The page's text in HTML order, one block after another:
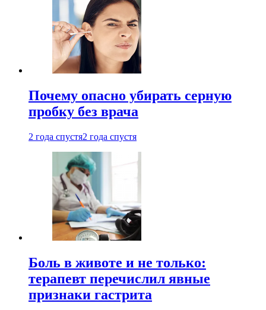
Почему опасно убирать серную
пробку без врача
2 года спустя2 года спустя
Боль в животе и не только:
терапевт перечислил явные
признаки гастрита